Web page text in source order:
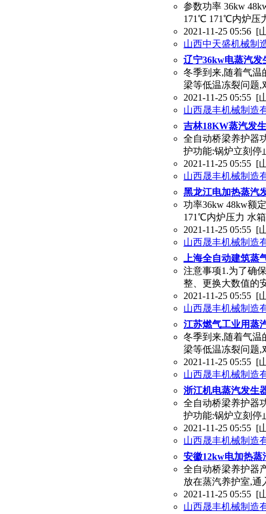
参数功率 36kw
171℃ 171℃内炉压
2021-11-25 05:56 [
山西中天盛机械制
辽宁36kw电蒸汽发
冬季到来,随着气温
梁等低温冻裂问题,
2021-11-25 05:55 [
山西晟丰机械制造
吉林18KW蒸汽发
全自动桥梁养护器
护功能:锅炉立刻停
2021-11-25 05:55 [
山西晟丰机械制造
黑龙江电加热蒸汽
功率36kw 48kw额
171℃内炉压力 水箱
2021-11-25 05:55 [
山西晟丰机械制造
上海全自动建筑蒸
注意事项1.为了确
整、更换大数值的
2021-11-25 05:55 [
山西晟丰机械制造
江苏燃气工业用蒸
冬季到来,随着气温
梁等低温冻裂问题,
2021-11-25 05:55 [
山西晟丰机械制造
浙江机电蒸汽发生
全自动桥梁养护器
护功能:锅炉立刻停
2021-11-25 05:55 [
山西晟丰机械制造
安徽12kw电加热蒸
全自动桥梁养护器
放在蒸汽养护室,通
2021-11-25 05:55 [
山西晟丰机械制造